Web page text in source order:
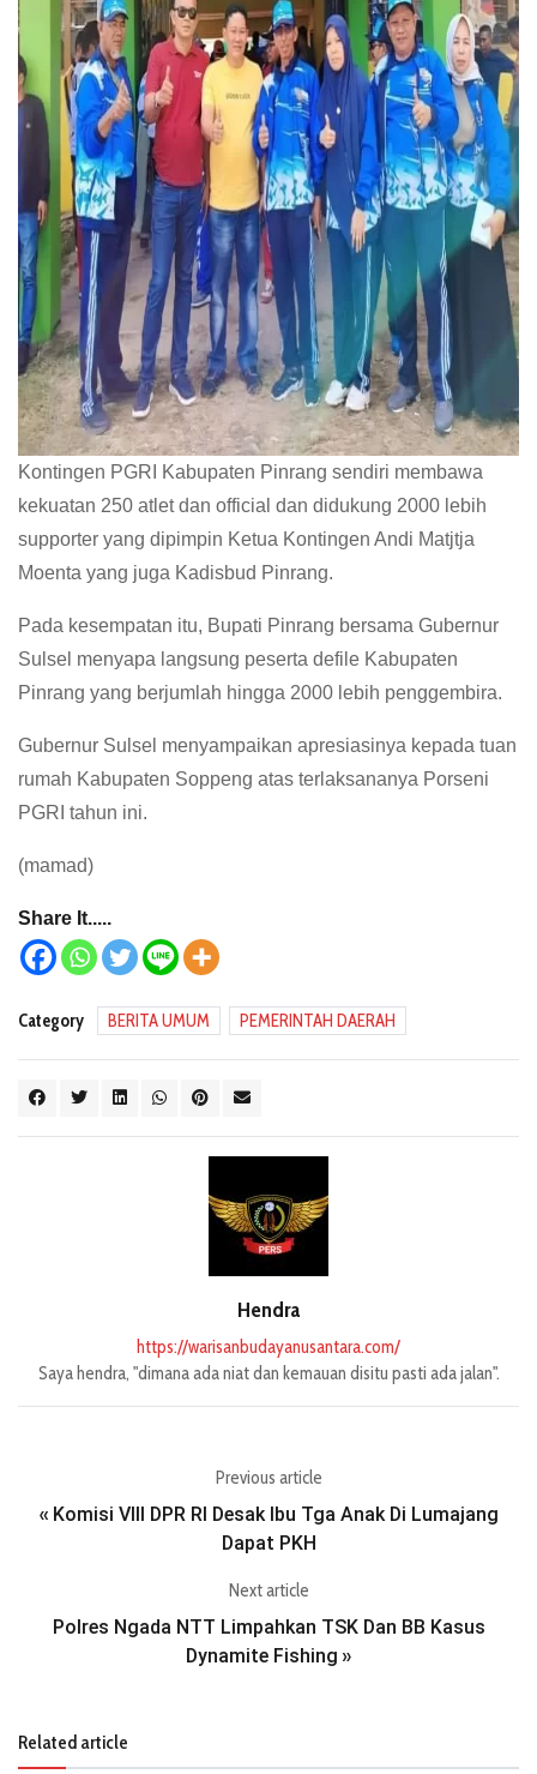
Kontingen PGRI Kabupaten Pinrang sendiri membawa
kekuatan 250 atlet dan official dan didukung 2000 lebih
supporter yang dipimpin Ketua Kontingen Andi Matjtja
Moenta yang juga Kadisbud Pinrang.
Pada kesempatan itu, Bupati Pinrang bersama Gubernur
Sulsel menyapa langsung peserta defile Kabupaten
Pinrang yang berjumlah hingga 2000 lebih penggembira.
Gubernur Sulsel menyampaikan apresiasinya kepada tuan
rumah Kabupaten Soppeng atas terlaksananya Porseni
PGRI tahun ini.
(mamad)
Share It.....
Category BERITA UMUM PEMERINTAH DAERAH
Hendra
https://warisanbudayanusantara.com/
Saya hendra, "dimana ada niat dan kemauan disitu pasti ada jalan".
Previous article
« Komisi Vlll DPR RI Desak Ibu Tga Anak Di Lumajang
Dapat PKH
Next article
Polres Ngada NTT Limpahkan TSK Dan BB Kasus
Dynamite Fishing »
Related article